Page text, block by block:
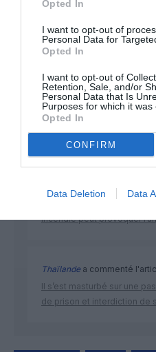
Opted In
I want to opt-out of
Personal Data for
Opted In
I want to opt-out of
Retention, Sale, and/or
Personal Data that Is
Purposes for which it was
Opted In
CONFIRM
Data Deletion Data
DERNIERS
a commenté l'article :
incendie peut provoquer
Thaïlandea commenté
Il s’est masturbé sur une
de prison et interdiction de